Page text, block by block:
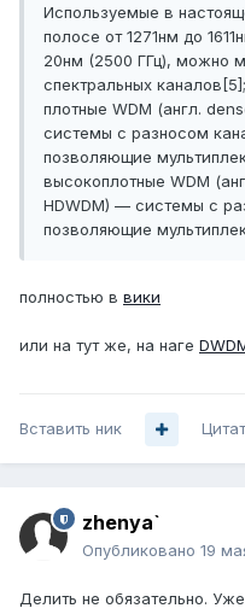
Используемые в
полосе от 1271нм до
20нм (2500 ГГц), можно
спектральных каналов[5];
плотные WDM (англ.
системы с разносом
позволяющие
высокоплотные WDM
HDWDM) — системы с
позволяющие
полностью в вики
или на тут же, на наге
Вставить ник
zhenya`
Опубликовано 19
Делить не обязательно.